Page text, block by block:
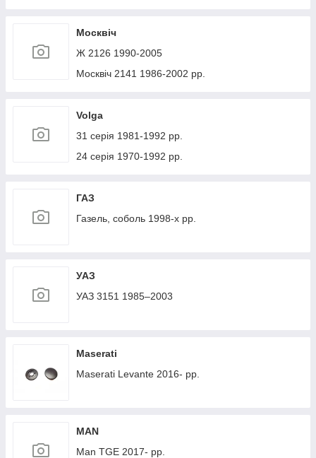
Москвіч
Ж 2126 1990-2005
Москвіч 2141 1986-2002 рр.
Volga
31 серія 1981-1992 рр.
24 серія 1970-1992 рр.
ГАЗ
Газель, соболь 1998-х рр.
УАЗ
УАЗ 3151 1985–2003
Maserati
Maserati Levante 2016- рр.
MAN
Man TGE 2017- рр.